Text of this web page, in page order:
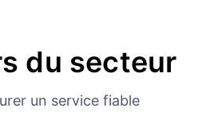
du secteur
un service fiable